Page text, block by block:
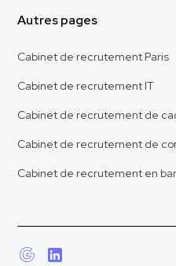
Autres pages
Cabinet de recrutement Paris
Cabinet de recrutement IT
Cabinet de recrutement de
Cabinet de recrutement de
Cabinet de recrutement en